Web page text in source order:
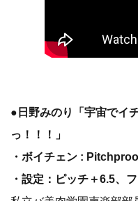
●日野みのり「宇宙でイ
っ！！！」
・ボイチェン :
・設定：ピッチ＋6.5、